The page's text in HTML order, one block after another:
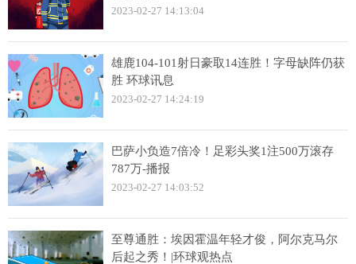
2023-02-27 14:13:04
雄鹿104-101射日豪取14连胜！字母缺阵仍获
胜 环球讯息
2023-02-27 14:24:19
巴萨小负造7倍冷！足彩头奖1注500万滚存
787万-播报
2023-02-27 14:03:52
至尊通胜：埃因霍温年轻才俊，阿尔克马尔
后起之秀！|环球观热点